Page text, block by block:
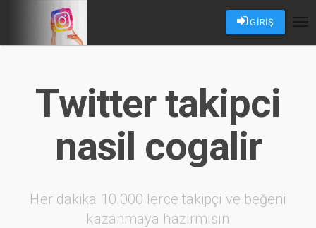
GİRİŞ
Twitter takipci
nasil cogalir
Her dakika 10.000 lerce takipçi ve beğeni
kazanmaya hazırmısın